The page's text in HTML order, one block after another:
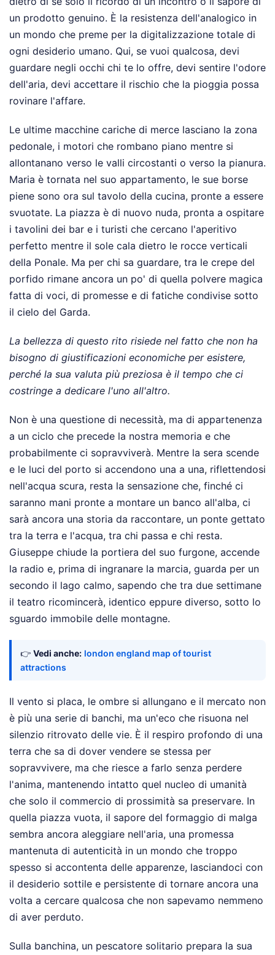
un prodotto genuino. È la resistenza dell'analogico in
un mondo che preme per la digitalizzazione totale di
ogni desiderio umano. Qui, se vuoi qualcosa, devi
guardare negli occhi chi te lo offre, devi sentire l'odore
dell'aria, devi accettare il rischio che la pioggia possa
rovinare l'affare.
Le ultime macchine cariche di merce lasciano la zona
pedonale, i motori che rombano piano mentre si
allontanano verso le valli circostanti o verso la pianura.
Maria è tornata nel suo appartamento, le sue borse
piene sono ora sul tavolo della cucina, pronte a essere
svuotate. La piazza è di nuovo nuda, pronta a ospitare
i tavolini dei bar e i turisti che cercano l'aperitivo
perfetto mentre il sole cala dietro le rocce verticali
della Ponale. Ma per chi sa guardare, tra le crepe del
porfido rimane ancora un po' di quella polvere magica
fatta di voci, di promesse e di fatiche condivise sotto
il cielo del Garda.
La bellezza di questo rito risiede nel fatto che non ha
bisogno di giustificazioni economiche per esistere,
perché la sua valuta più preziosa è il tempo che ci
costringe a dedicare l'uno all'altro.
Non è una questione di necessità, ma di appartenenza
a un ciclo che precede la nostra memoria e che
probabilmente ci sopravviverà. Mentre la sera scende
e le luci del porto si accendono una a una, riflettendosi
nell'acqua scura, resta la sensazione che, finché ci
saranno mani pronte a montare un banco all'alba, ci
sarà ancora una storia da raccontare, un ponte gettato
tra la terra e l'acqua, tra chi passa e chi resta.
Giuseppe chiude la portiera del suo furgone, accende
la radio e, prima di ingranare la marcia, guarda per un
secondo il lago calmo, sapendo che tra due settimane
il teatro ricomincerà, identico eppure diverso, sotto lo
sguardo immobile delle montagne.
👉 Vedi anche: london england map of tourist
attractions
Il vento si placa, le ombre si allungano e il mercato non
è più una serie di banchi, ma un'eco che risuona nel
silenzio ritrovato delle vie. È il respiro profondo di una
terra che sa di dover vendere se stessa per
sopravvivere, ma che riesce a farlo senza perdere
l'anima, mantenendo intatto quel nucleo di umanità
che solo il commercio di prossimità sa preservare. In
quella piazza vuota, il sapore del formaggio di malga
sembra ancora aleggiare nell'aria, una promessa
mantenuta di autenticità in un mondo che troppo
spesso si accontenta delle apparenze, lasciandoci con
il desiderio sottile e persistente di tornare ancora una
volta a cercare qualcosa che non sapevamo nemmeno
di aver perduto.
Sulla banchina, un pescatore solitario prepara la sua